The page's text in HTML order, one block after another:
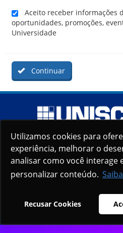
Utilizamos cookies para
experiência, melhorar o
analisar como você interage
personalizar conteúdo.
Recusar Cookies
Utilizamos cookies para
experiência, melhorar o
analisar como você interage
personalizar conteúdo.
Recusar Cookies
Aceito receber informações
oportunidades, promoções,
Universidade
Continuar